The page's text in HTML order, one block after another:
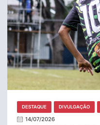
DESTAQUE DIVULGAÇÃO
14/07/2026